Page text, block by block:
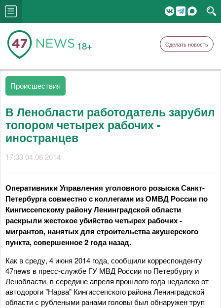
18+ Сделать новость
Происшествия
В Ленобласти работодатель зарубил
топором четырех рабочих -
иностранцев
17:33 04.06.2014
Оперативники Управления уголовного розыска Санкт-
Петербурга совместно с коллегами из ОМВД России по
Кингиссепскому району Ленинградской области
раскрыли жестокое убийство четырех рабочих -
мигрантов, нанятых для строительства акушерского
пункта, совершенное 2 года назад.
Как в среду, 4 июня 2014 года, сообщили корреспонденту
47news в пресс-службе ГУ МВД России по Петербургу и
Ленобласти, в середине апреля прошлого года недалеко от
автодороги "Нарва" Кингиссепского района Ленинградской
области с рублеными ранами головы был обнаружен труп